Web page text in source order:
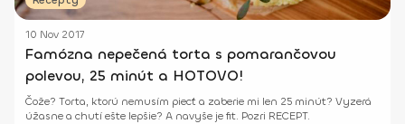
10 Nov 2017
Famózna nepečená torta s pomarančovou
polevou, 25 minút a HOTOVO!
Čože? Torta, ktorú nemusím piecť a zaberie mi len 25 minút? Vyzerá
úžasne a chutí ešte lepšie? A navyše je fit. Pozri RECEPT.